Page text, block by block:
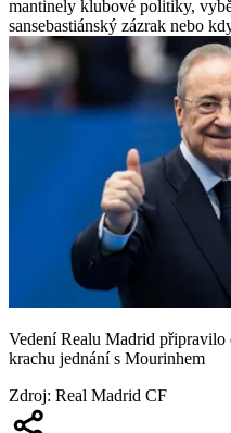
mantinely klubové politiky,
sansebastiánský zázrak nebo
Vedení Realu Madrid připravilo
krachu jednání s Mourinhem
Zdroj: Real Madrid CF